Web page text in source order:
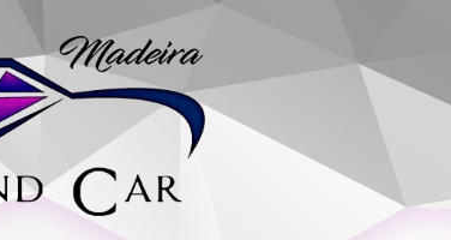
INTERMEDIAÇÃO DE CRÉDITO